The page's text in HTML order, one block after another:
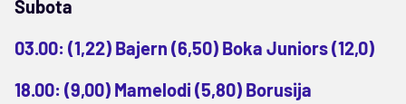
Subota
03.00: (1,22) Bajern (6,50) Boka Juniors (12,0)
18.00: (9,00) Mamelodi (5,80) Borusija